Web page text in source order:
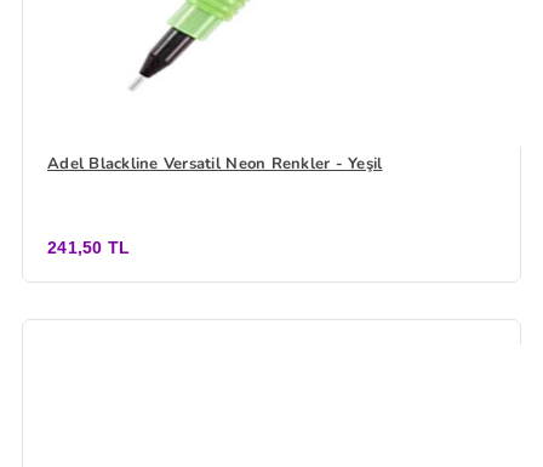
Adel Blackline Versatil Neon Renkler - Yeşil
241,50 TL